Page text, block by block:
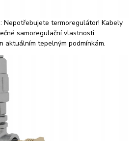
: Nepotřebujete termoregulátor! Kabely
samoregulační vlastnosti,
aktuálním tepelným podmínkám.